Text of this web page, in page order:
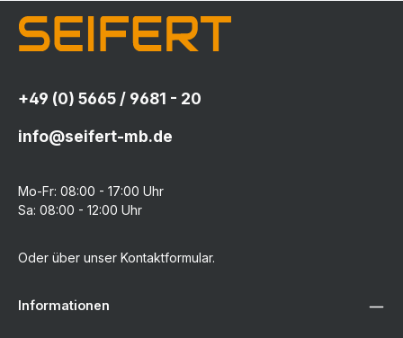
+49 (0) 5665 / 9681 - 20
info@seifert-mb.de
Mo-Fr: 08:00 - 17:00 Uhr
Sa: 08:00 - 12:00 Uhr
Oder über unser Kontaktformular.
Informationen